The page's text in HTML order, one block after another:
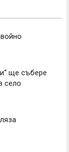
ще събере
село